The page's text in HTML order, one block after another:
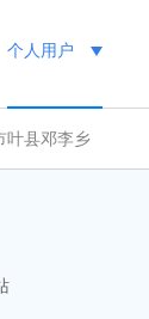
个人用户
叶县邓李乡